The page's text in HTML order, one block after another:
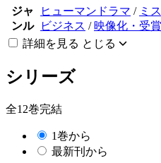
ジャ
ンル
ヒューマンドラマ / ミ
ビジネス / 映像化・受
詳細を見る とじる
シリーズ
全12巻完結
1巻から
最新刊から